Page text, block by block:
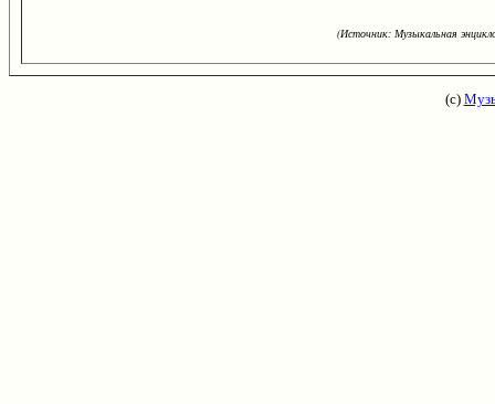
(Источник: Музыкальная
(с)